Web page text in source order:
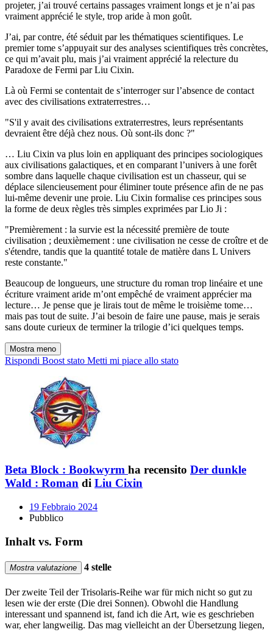
projeter, j’ai trouvé certains passages vraiment longs et je n’ai pas
vraiment apprécié le style, trop aride à mon goût.
J’ai, par contre, été séduit par les thématiques scientifiques. Le
premier tome s’appuyait sur des analyses scientifiques très concrètes,
ce qui m’avait plu, mais j’ai vraiment apprécié la relecture du
Paradoxe de Fermi par Liu Cixin.
Là où Fermi se contentait de s’interroger sur l’absence de contact
avec des civilisations extraterrestres…
"S'il y avait des civilisations extraterrestres, leurs représentants
devraient être déjà chez nous. Où sont-ils donc ?"
… Liu Cixin va plus loin en appliquant des principes sociologiques
aux civilisations galactiques, et en comparant l’univers à une forêt
sombre dans laquelle chaque civilisation est un chasseur, qui se
déplace silencieusement pour éliminer toute présence afin de ne pas
lui-même devenir une proie. Liu Cixin formalise ces principes sous
la forme de deux règles très simples exprimées par Lio Ji :
"Premièrement : la survie est la nécessité première de toute
civilisation ; deuxièmement : une civilisation ne cesse de croître et de
s'étendre, tandis que la quantité totale de matière dans L Univers
reste constante."
Beaucoup de longueurs, une structure du roman trop linéaire et une
écriture vraiment aride m’ont empêché de vraiment apprécier ma
lecture… Je pense que je lirais tout de même le troisième tome…
mais pas tout de suite. J’ai besoin de faire une pause, mais je serais
sans doute curieux de terminer la trilogie d’ici quelques temps.
Mostra meno
Rispondi Boost stato Metti mi piace allo stato
Beta Block : Bookwyrm ha recensito Der dunkle
Wald : Roman di Liu Cixin
19 Febbraio 2024
Pubblico
Inhalt vs. Form
Mostra valutazione 4 stelle
Der zweite Teil der Trisolaris-Reihe war für mich nicht so gut zu
lesen wie der erste (Die drei Sonnen). Obwohl die Handlung
interessant und spannend ist, fand ich die Art, wie es geschrieben
war, eher langweilig. Das mag vielleicht an der Übersetzung liegen,